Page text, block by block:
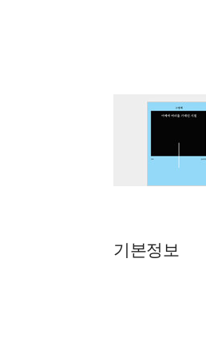
기본정보